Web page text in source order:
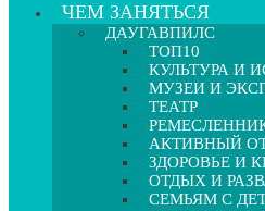
ЧЕМ ЗАНЯТЬСЯ
ДАУГАВПИЛС
ТОП10
КУЛЬТУРА И
МУЗЕИ И
ТЕАТР
АКТИВНЫЙ
ЗДОРОВЬЕ И
ОТДЫХ И
СЕМЬЯМ С